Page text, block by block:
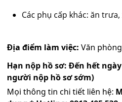
Các phụ cấp khác: ăn
Địa điểm làm việc: Văn
Hạn nộp hồ sơ: Đến hết
người nộp hồ sơ sớm)
Mọi thông tin chi tiết liên hệ: